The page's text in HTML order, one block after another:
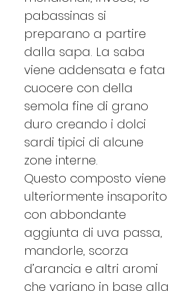
pabassinas si
preparano a partire
dalla sapa. La saba
viene addensata e fata
cuocere con della
semola fine di grano
duro creando i dolci
sardi tipici di alcune
zone interne.
Questo composto viene
ulteriormente insaporito
con abbondante
aggiunta di uva passa,
mandorle, scorza
d’arancia e altri aromi
che variano in base alla